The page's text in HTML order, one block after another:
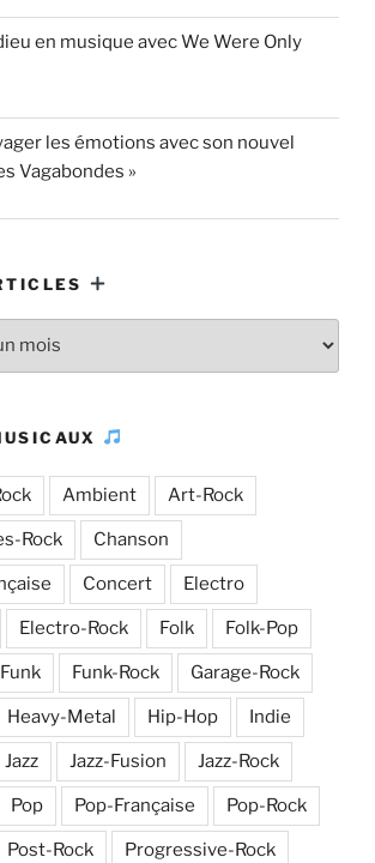
en musique avec We Were Only
les émotions avec son nouvel
Vagabondes »
Ambient Art-Rock
Rock Chanson
Concert Electro
Electro-Rock Folk Folk-Pop
Funk Funk-Rock Garage-Rock
Heavy-Metal Hip-Hop Indie
Jazz Jazz-Fusion Jazz-Rock
Pop Pop-Française Pop-Rock
Post-Rock Progressive-Rock